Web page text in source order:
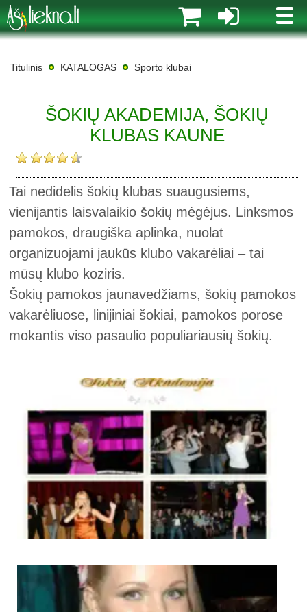
MENIU
Titulinis KATALOGAS Sporto klubai
ŠOKIŲ AKADEMIJA, ŠOKIŲ
KLUBAS KAUNE
Tai nedidelis šokių klubas suaugusiems,
vienijantis laisvalaikio šokių mėgėjus. Linksmos
pamokos, draugiška aplinka, nuolat
organizuojami jaukūs klubo vakarėliai – tai
mūsų klubo koziris.
Šokių pamokos jaunavedžiams, šokių pamokos
vakarėliuose, linijiniai šokiai, pamokos porose
mokantis viso pasaulio populiariausių šokių.